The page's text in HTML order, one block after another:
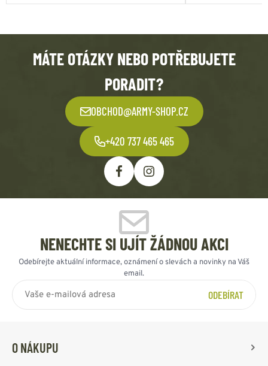
MÁTE OTÁZKY NEBO POTŘEBUJETE
PORADIT?
OBCHOD@ARMY-SHOP.CZ
+420 737 465 465
NENECHTE SI UJÍT ŽÁDNOU AKCI
Odebírejte aktuální informace, oznámení o slevách a novinky na Váš
email.
ODEBÍRAT
O NÁKUPU